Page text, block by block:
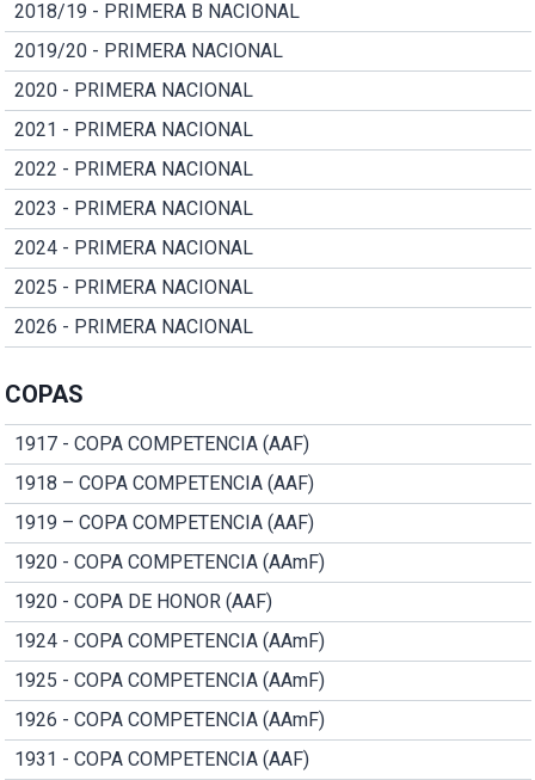
2018/19 - PRIMERA B NACIONAL
2019/20 - PRIMERA NACIONAL
2020 - PRIMERA NACIONAL
2021 - PRIMERA NACIONAL
2022 - PRIMERA NACIONAL
2023 - PRIMERA NACIONAL
2024 - PRIMERA NACIONAL
2025 - PRIMERA NACIONAL
2026 - PRIMERA NACIONAL
COPAS
1917 - COPA COMPETENCIA (AAF)
1918 – COPA COMPETENCIA (AAF)
1919 – COPA COMPETENCIA (AAF)
1920 - COPA COMPETENCIA (AAmF)
1920 - COPA DE HONOR (AAF)
1924 - COPA COMPETENCIA (AAmF)
1925 - COPA COMPETENCIA (AAmF)
1926 - COPA COMPETENCIA (AAmF)
1931 - COPA COMPETENCIA (AAF)